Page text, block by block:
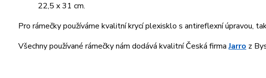
22,5 x 31 cm.
Pro rámečky používáme kvalitní krycí plexisklo s antireflexní úpravou,
Všechny používané rámečky nám dodává kvalitní Česká firmaJarro z